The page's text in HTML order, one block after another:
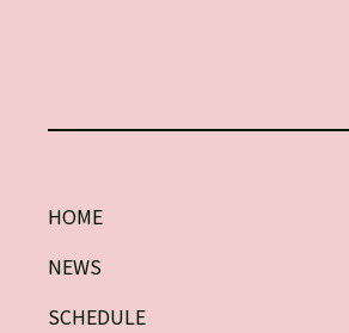
HOME
NEWS
SCHEDULE